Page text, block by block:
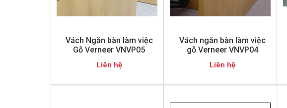
Vách Ngăn bàn làm việc
Gỗ Verneer VNVP05
Liên hệ
Vách ngăn bàn làm việc
gỗ Verneer VNVP04
Liên hệ